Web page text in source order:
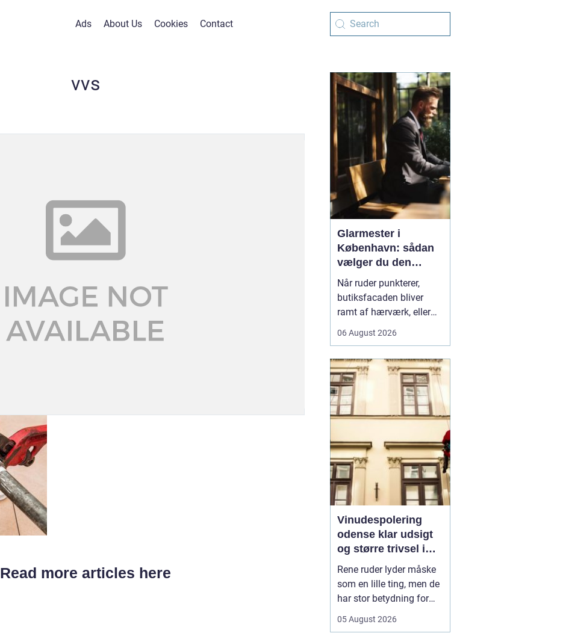
Ads About Us Cookies Contact
vvs
Read more articles here
Glarmester i
København: sådan
vælger du den
rigtige fagmand til
glasopgaver
Når ruder punkterer,
butiksfacaden bliver
ramt af hærværk, eller
lysere og mere moderne
glarmester en central
rolle.
En glarmester i
Københa...
06 August 2026
Vinudespolering
odense klar udsigt
og større trivsel i
hverdagen
Rene ruder lyder måske
som en lille ting, men de
har stor betydning for
indtryk af en bolig eller
05 August 2026